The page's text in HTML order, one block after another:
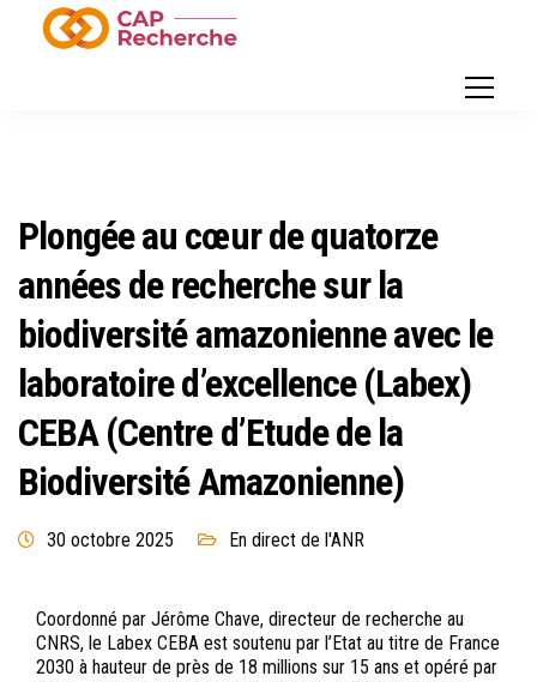
Plongée au cœur de quatorze
années de recherche sur la
biodiversité amazonienne avec le
laboratoire d’excellence (Labex)
CEBA (Centre d’Etude de la
Biodiversité Amazonienne)
30 octobre 2025 En direct de l'ANR
Coordonné par Jérôme Chave, directeur de recherche au
CNRS, le Labex CEBA est soutenu par l’Etat au titre de France
2030 à hauteur de près de 18 millions sur 15 ans et opéré par